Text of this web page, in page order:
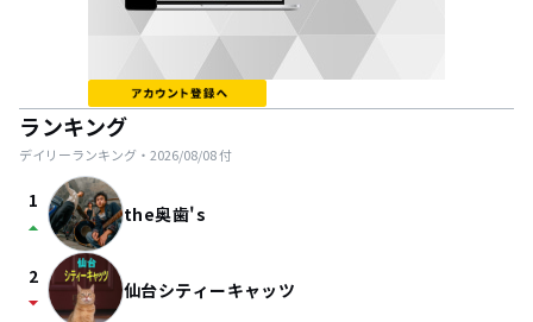
ランキング
デイリーランキング・ 2026/08/08付
1
arrow_drop_up the奥歯's
2
arrow_drop_down 仙台シティーキャッツ